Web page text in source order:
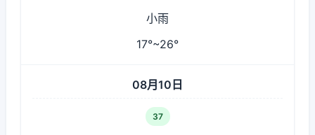
小雨
17°~26°
08月10日
37